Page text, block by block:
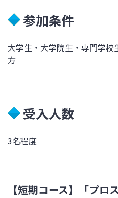
参加条件
大学生・大学院生・専門学
方
受入人数
3名程度
【短期コース】「プロ